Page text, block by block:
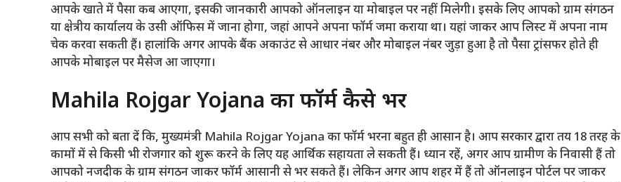
आपके खाते में पैसा कब आएगा, इसकी जानकारी आपको ऑनलाइन या मोबाइल पर नहीं मिलेगी। इसके लिए आपको ग्राम संगठन
या क्षेत्रीय कार्यालय के उसी ऑफिस में जाना होगा, जहां आपने अपना फॉर्म जमा कराया था। यहां जाकर आप लिस्ट में अपना नाम
चेक करवा सकती हैं। हालांकि अगर आपके बैंक अकाउंट से आधार नंबर और मोबाइल नंबर जुड़ा हुआ है तो पैसा ट्रांसफर होते ही
आपके मोबाइल पर मैसेज आ जाएगा।
Mahila Rojgar Yojana का फॉर्म कैसे भरें
आप सभी को बता दें कि, मुख्यमंत्री Mahila Rojgar Yojana का फॉर्म भरना बहुत ही आसान है। आप सरकार द्वारा तय 18 तरह के
कामों में से किसी भी रोजगार को शुरू करने के लिए यह आर्थिक सहायता ले सकती हैं। ध्यान रहें, अगर आप ग्रामीण के निवासी हैं तो
आपको नजदीक के ग्राम संगठन जाकर फॉर्म आसानी से भर सकते हैं। लेकिन अगर आप शहर में हैं तो ऑनलाइन पोर्टल पर जाकर